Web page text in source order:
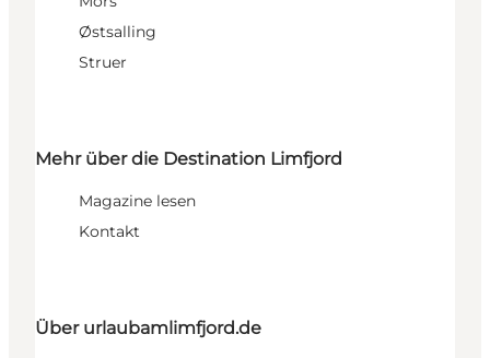
Østsalling
Struer
Mehr über die Destination Limfjord
Magazine lesen
Kontakt
Über urlaubamlimfjord.de